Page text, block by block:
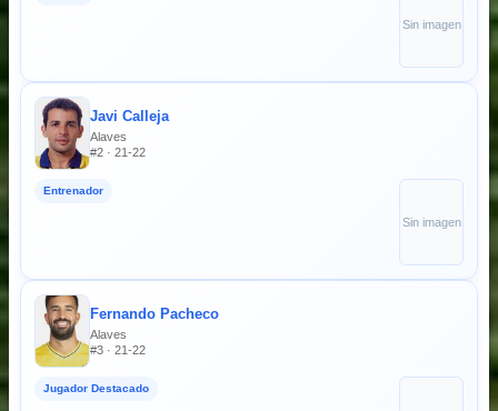
Sin imagen
Javi Calleja
Alaves
#2 · 21-22
Entrenador
Sin imagen
Fernando Pacheco
Alaves
#3 · 21-22
Jugador Destacado